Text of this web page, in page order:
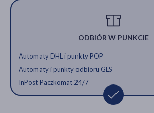
ODBIÓR W PUNKCIE
Automaty DHL i punkty POP
Automaty i punkty odbioru GLS
InPost Paczkomat 24/7